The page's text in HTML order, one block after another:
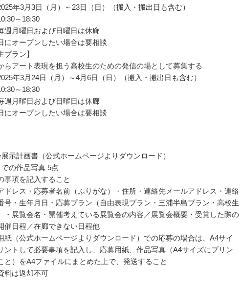
年3月3日（月）～23日（日）（搬入・搬出日も含む）
～18:30
週月曜日および日曜日は休廊
にオープンしたい場合は要相談
プラン】
らアート表現を担う高校生のための発信の場として募集する
年3月24日（月）～4月6日（日）（搬入・搬出日も含む）
～18:30
週月曜日および日曜日は休廊
にオープンしたい場合は要相談
示計画書（公式ホームページよりダウンロード）
の作品写真 5点
事項を記入すること
ドレス・応募者名前（ふりがな）・住所・連絡先メールアドレス・連絡
号・生年月日・応募プラン（自由表現プラン・三浦半島プラン・高校生
・展覧会名・開催考えている展覧会の内容／展覧会概要・受賞した際の
催日程／在廊できない日程他
紙（公式ホームページよりダウンロード）での応募の場合は、A4サイ
ントして必要事項を記入し、応募用紙、作品写真（A4サイズにプリン
と）をA4ファイルにまとめた上で、発送すること
料は返却不可